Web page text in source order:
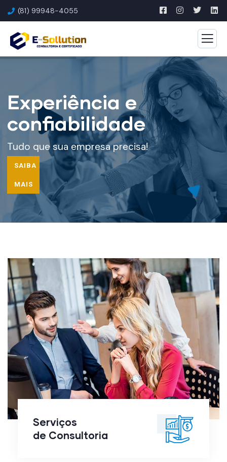
(81) 99948-4055
Experiência e
confiabilidade
SAIBA
MAIS
Tudo que sua empresa precisa!
Serviços
de Consultoria
Serviçosde
Consultoria